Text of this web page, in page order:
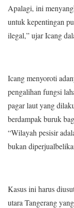
Apalagi, ini
untuk kepentingan
ilegal,” ujar Icang
Icang menyoroti
pengalihan fungsi
pagar laut yang
berdampak buruk
“Wilayah pesisir
bukan
Kasus ini harus
utara Tangerang